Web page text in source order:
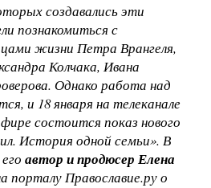
создавались эти
познакомиться с
жизни Петра Врангеля,
Колчака, Ивана
Однако работа над
и 18 января на телеканале
состоится показ нового
История одной семьи». В
автор и продюсер Елена
порталу Православие.ру о